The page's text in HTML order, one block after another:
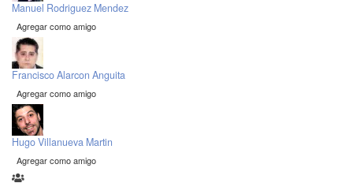
Manuel Rodriguez Mendez
Agregar como amigo
Francisco Alarcon Anguita
Agregar como amigo
Hugo Villanueva Martin
Agregar como amigo